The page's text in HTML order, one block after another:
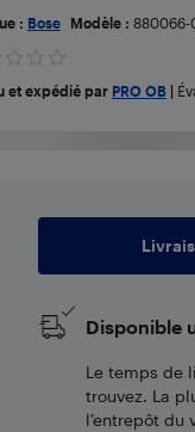
: Bose Modèle : 880066-
et expédié par PRO OB|
Disponible
Le temps de
trouvez. La
l’entrepôt du